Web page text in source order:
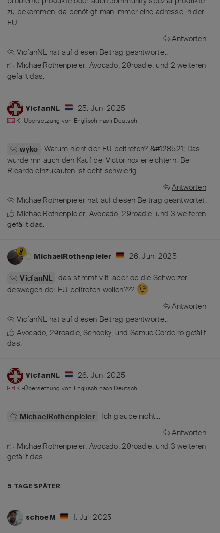
zu bekommen, da benötigt man immer eine adresse in der
EU.
Antworten
VicfanNL hat auf diesen Beitrag geantwortet.
MichaelRothenpieler, Avocado,29roadie, und 2 weiteren
gefällt das.
VicfanNL 25. Juni 2025
KI-Übersetzung von Englisch nach Deutsch
wyko
Warum nicht der EU beitreten? &#128521; Das
würde mir auch den Kauf bei Victorinox erleichtern. Bei
Ricardo einzukaufen ist echt schwierig.
Antworten
MichaelRothenpieler hat auf diesen Beitrag geantwortet.
MichaelRothenpieler, Avocado,29roadie, und 3 weiteren
gefällt das.
MichaelRothenpieler 26. Juni 2025
VicfanNL
das stimmt vllt, aber ob die Schweizer
deswegen der EU beitreten wollen???
Antworten
VicfanNL hat auf diesen Beitrag geantwortet.
Avocado,29roadie,Schocky, und SamuelCordeiro gefällt
das.
VicfanNL 26. Juni 2025
KI-Übersetzung von Englisch nach Deutsch
MichaelRothenpieler
Ich glaube nicht...
Antworten
MichaelRothenpieler, Avocado,29roadie, und 3 weiteren
gefällt das.
5 TAGESPÄTER
schoeM 1. Juli 2025